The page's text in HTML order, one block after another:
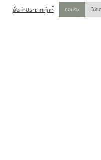
สินค้าและบริการ
ตั้งค่าประเภทคุ้กกี้ ยอมรับ ไม่ย